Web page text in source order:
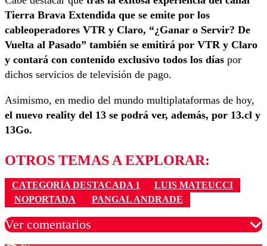
Tierra Brava Extendida que se emite por los
cableoperadores VTR y Claro, “¿Ganar o Servir? De
Vuelta al Pasado” también se emitirá por VTR y Claro
y contará con contenido exclusivo todos los días por
dichos servicios de televisión de pago.
Asimismo, en medio del mundo multiplataformas de hoy,
el nuevo reality del 13 se podrá ver, además, por 13.cl y
13Go.
OTROS TEMAS A EXPLORAR:
CATEGORÍA DESTACADA 1
LUIS MATEUCCI
NOPORTADA
PANGAL ANDRADE
Ver comentarios